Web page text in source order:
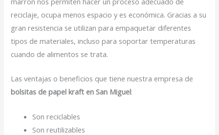
reciclaje, ocupa menos espacio y es económica. Gracias a su
gran resistencia se utilizan para empaquetar diferentes
tipos de materiales, incluso para soportar temperaturas
cuando de alimentos se trata.
Las ventajas o beneficios que tiene nuestra empresa de
bolsitas de papel kraft en San Miguel:
Son reciclables
Son reutilizables